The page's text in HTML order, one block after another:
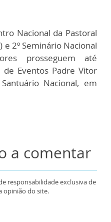
Nacional da Pastoral
e 2º Seminário Nacional
prosseguem até
Eventos Padre Vitor
Nacional, em
a comentar
responsabilidade exclusiva de
opinião do site.